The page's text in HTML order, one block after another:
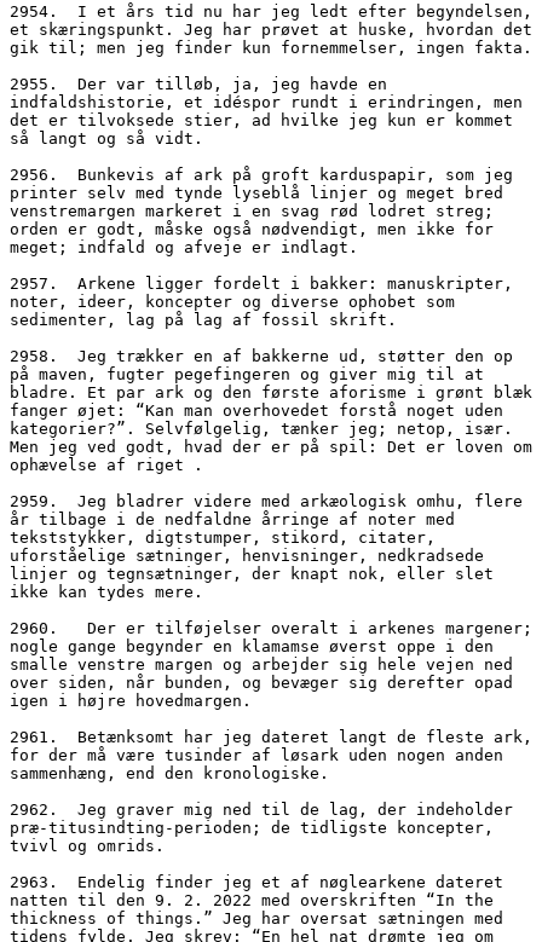
2954.  I et års tid nu har jeg ledt efter begyndelsen,
et skæringspunkt. Jeg har prøvet at huske, hvordan det
gik til; men jeg finder kun fornemmelser, ingen fakta.
2955.  Der var tilløb, ja, jeg havde en
indfaldshistorie, et idéspor rundt i erindringen, men
det er tilvoksede stier, ad hvilke jeg kun er kommet
så langt og så vidt.
2956.  Bunkevis af ark på groft karduspapir, som jeg
printer selv med tynde lyseblå linjer og meget bred
venstremargen markeret i en svag rød lodret streg;
orden er godt, måske også nødvendigt, men ikke for
meget; indfald og afveje er indlagt.
2957.  Arkene ligger fordelt i bakker: manuskripter,
noter, ideer, koncepter og diverse ophobet som
sedimenter, lag på lag af fossil skrift.
2958.  Jeg trækker en af bakkerne ud, støtter den op
på maven, fugter pegefingeren og giver mig til at
bladre. Et par ark og den første aforisme i grønt blæk
fanger øjet: “Kan man overhovedet forstå noget uden
kategorier?”. Selvfølgelig, tænker jeg; netop, især.
Men jeg ved godt, hvad der er på spil: Det er loven om
ophævelse af riget .
2959.  Jeg bladrer videre med arkæologisk omhu, flere
år tilbage i de nedfaldne årringe af noter med
tekststykker, digtstumper, stikord, citater,
uforståelige sætninger, henvisninger, nedkradsede
linjer og tegnsætninger, der knapt nok, eller slet
ikke kan tydes mere.
2960.	Der er tilføjelser overalt i arkenes margener;
nogle gange begynder en klamamse øverst oppe i den
smalle venstre margen og arbejder sig hele vejen ned
over siden, når bunden, og bevæger sig derefter opad
igen i højre hovedmargen.
2961.  Betænksomt har jeg dateret langt de fleste ark,
for der må være tusinder af løsark uden nogen anden
sammenhæng, end den kronologiske.
2962.  Jeg graver mig ned til de lag, der indeholder
præ-titusindting-perioden; de tidligste koncepter,
tvivl og omrids.
2963.  Endelig finder jeg et af nøglearkene dateret
natten til den 9. 2. 2022 med overskriften “In the
thickness of things.” Jeg har oversat sætningen med
tidens fylde. Jeg skrev: “En hel nat drømte jeg om